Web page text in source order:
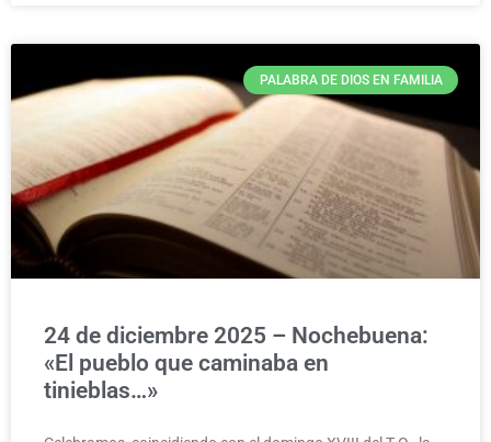
PALABRA DE DIOS EN FAMILIA
24 de diciembre 2025 – Nochebuena:
«El pueblo que caminaba en
tinieblas…»